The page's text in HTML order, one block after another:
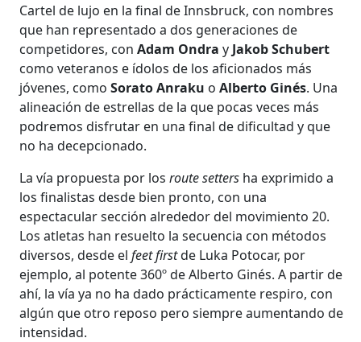
Cartel de lujo en la final de Innsbruck, con nombres
que han representado a dos generaciones de
competidores, con Adam Ondra y Jakob Schubert
como veteranos e ídolos de los aficionados más
jóvenes, como Sorato Anraku o Alberto Ginés. Una
alineación de estrellas de la que pocas veces más
podremos disfrutar en una final de dificultad y que
no ha decepcionado.
La vía propuesta por los route setters ha exprimido a
los finalistas desde bien pronto, con una
espectacular sección alrededor del movimiento 20.
Los atletas han resuelto la secuencia con métodos
diversos, desde el feet firstde Luka Potocar, por
ejemplo, al potente 360º de Alberto Ginés. A partir de
ahí, la vía ya no ha dado prácticamente respiro, con
algún que otro reposo pero siempre aumentando de
intensidad.